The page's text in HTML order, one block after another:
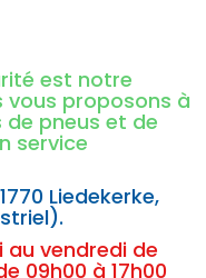
est notre
vous proposons à
de pneus et de
service
1770 Liedekerke,
au vendredi de
09h00 à 17h00